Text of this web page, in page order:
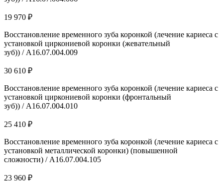
19 970 ₽
Восстановление временного зуба коронкой (лечение кариеса с
установкой циркониевой коронки (жевательный
зуб)) / A16.07.004.009
30 610 ₽
Восстановление временного зуба коронкой (лечение кариеса с
установкой циркониевой коронки (фронтальный
зуб)) / A16.07.004.010
25 410 ₽
Восстановление временного зуба коронкой (лечение кариеса с
установкой металлической коронки) (повышенной
сложности) / A16.07.004.105
23 960 ₽